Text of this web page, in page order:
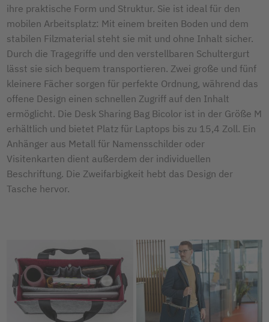
ihre praktische Form und Struktur. Sie ist ideal für den
mobilen Arbeitsplatz: Mit einem breiten Boden und dem
stabilen Filzmaterial steht sie mit und ohne Inhalt sicher.
Durch die Tragegriffe und den verstellbaren Schultergurt
lässt sie sich bequem transportieren. Zwei große und fünf
kleinere Fächer sorgen für perfekte Ordnung, während das
offene Design einen schnellen Zugriff auf den Inhalt
ermöglicht. Die Desk Sharing Bag Bicolor ist in der Größe M
erhältlich und bietet Platz für Laptops bis zu 15,4 Zoll. Ein
Anhänger aus Metall für Namensschilder oder
Visitenkarten dient außerdem der individuellen
Beschriftung. Die Zweifarbigkeit hebt das Design der
Tasche hervor.